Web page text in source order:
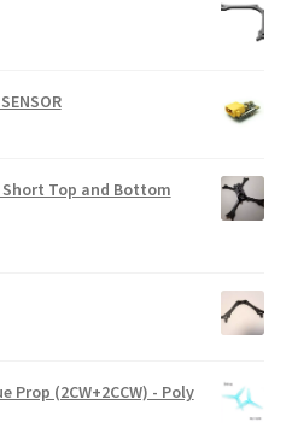
Short Top and Bottom
Prop (2CW+2CCW) - Poly